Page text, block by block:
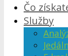
Čo
Služby